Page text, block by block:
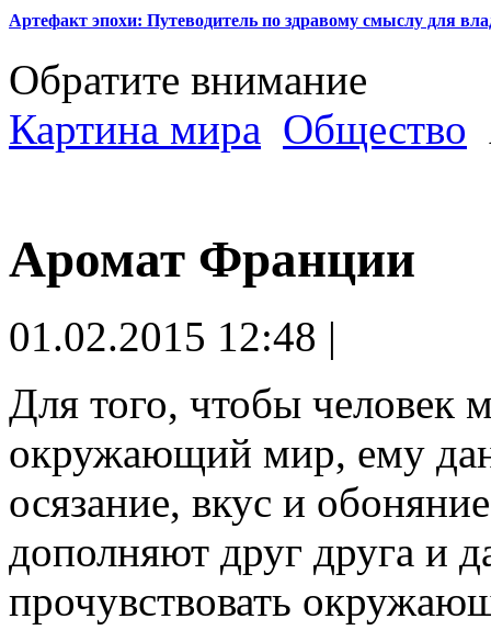
Артефакт эпохи: Путеводитель по здравому смыслу для
Обратите внимание
Картина мира Общество
Аромат Франции
01.02.2015 12:48 |
Для того, чтобы человек
окружающий мир, ему
осязание, вкус и
дополняют друг друга и
прочувствовать